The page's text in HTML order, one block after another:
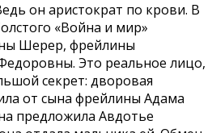
он аристократ по крови. В
«Война и мир»
Шерер, фрейлины
Это реальное лицо,
секрет: дворовая
от сына фрейлины Адама
предложила Авдотье